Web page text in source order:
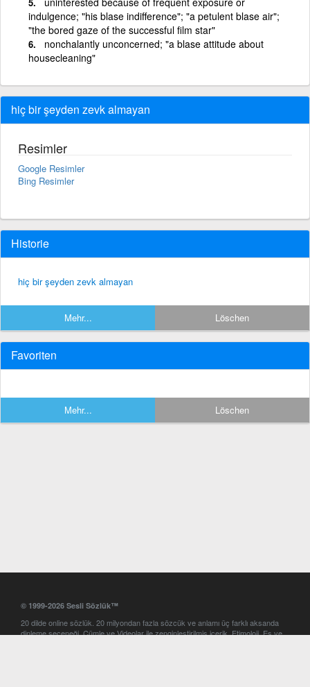
indulgence; "his blase indifference"; "a petulent blase air";
"the bored gaze of the successful film star"
nonchalantly unconcerned; "a blase attitude about
housecleaning"
hiç bir şeyden zevk almayan
Resimler
Google Resimler
Bing Resimler
Historie
hiç bir şeyden zevk almayan
Mehr... Löschen
Favoriten
Mehr... Löschen
© 1999-2026 Sesli Sözlük™
20 dilde online sözlük. 20 milyondan fazla sözcük ve anlamı üç farklı aksanda
dinleme seçeneği. Cümle ve Videolar ile zenginleştirilmiş içerik. Etimoloji, Eş ve